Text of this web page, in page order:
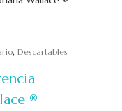
, Descartables
®